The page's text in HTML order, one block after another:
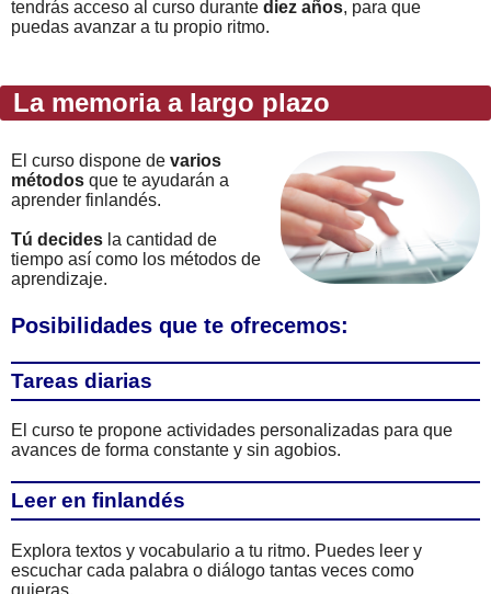
tendrás acceso al curso durante diez años, para que
puedas avanzar a tu propio ritmo.
La memoria a largo plazo
El curso dispone de varios
métodos que te ayudarán a
aprender finlandés.
Tú decides la cantidad de
tiempo así como los métodos de
aprendizaje.
Posibilidades que te ofrecemos:
Tareas diarias
El curso te propone actividades personalizadas para que
avances de forma constante y sin agobios.
Leer en finlandés
Explora textos y vocabulario a tu ritmo. Puedes leer y
escuchar cada palabra o diálogo tantas veces como
quieras.